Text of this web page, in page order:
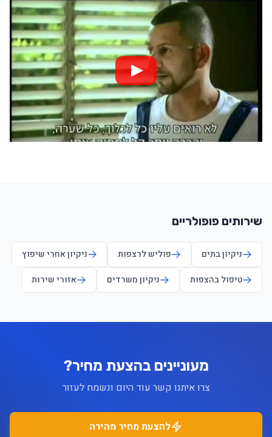
שירותים פופולריים
ניקיון בתים פוליש לרצפות
ניקיון אחרי שיפוץ
טיפול בהצפות
ניקיון משרדים אזורי שירות
מעוניינים בהצעת מחיר?
צרו איתנו קשר עוד היום ונשמח לעזור
להצעת מחיר מהירה